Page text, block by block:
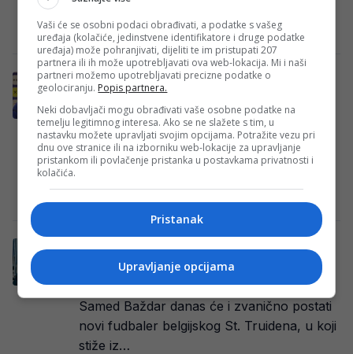
Redakcija Sop·06/08/2026 ·Foto: X
Da li je ovo jasan znak da će Dedić u
engleski Premiership?!
Dolazak Matthiasa Jaisslea na klupu
Newcastlea mogao bi biti zanimljiv i za
navijače reprezentacije Bosne i
Donesena konačna odluka o transferu
Baždara!
Reprezentativac Bosne i Hercegovine
Samed Baždar danas će i zvanično postati
novi fudbaler belgijskog St. Truidena, u koji
stiže iz…
Vaši će se osobni podaci obrađivati, a podatke s vašeg
uređaja (kolačiće, jedinstvene identifikatore i druge podatke
uređaja) može pohranjivati, dijeliti te im pristupati 207
partnera ili ih može upotrebljavati ova web-lokacija. Mi i naši
partneri možemo upotrebljavati precizne podatke o
geolociranju. Popis partnera.
Neki dobavljači mogu obrađivati vaše osobne podatke na
temelju legitimnog interesa. Ako se ne slažete s tim, u
nastavku možete upravljati svojim opcijama. Potražite vezu pri
dnu ove stranice ili na izborniku web-lokacije za upravljanje
pristankom ili povlačenje pristanka u postavkama privatnosti i
kolačića.
Pristanak
Upravljanje opcijama